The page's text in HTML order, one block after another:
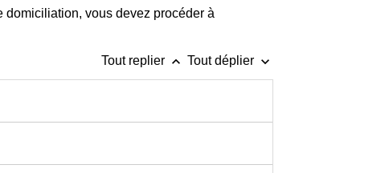
domiciliation, vous devez procéder à
Tout replier keyboard_arrow_up Tout déplier keyboard_arrow_down